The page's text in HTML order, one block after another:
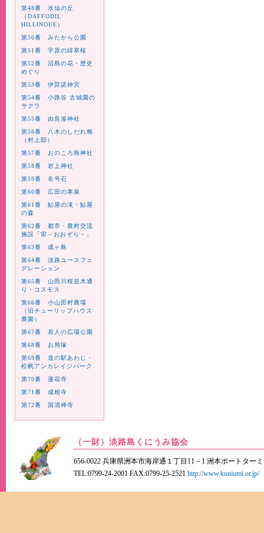
第48番 水仙の丘
（DAFFODIL
HILLINOUE）
第50番 みたから公園
第51番 宇原の緋寒桜
第52番 沼島の花・歴史
めぐり
第53番 伊弉諾神宮
第54番 小路谷 古城園の
サクラ
第55番 由良湊神社
第56番 八木のしだれ梅
（村上邸）
第57番 おのころ島神社
第58番 岩上神社
第59番 名号石
第60番 広田の寒泉
第61番 鮎屋の滝・鮎屋
の森
第62番 都市・農村交流
施設「宙－おおぞら－」
第63番 成ヶ島
第64番 淡路ユースフェ
デレーション
第65番 山田川桜並木通
り・コスモス
第66番 小山田村農場
（旧チューリップハウス
農園）
第67番 若人の広場公園
第68番 お局塚
第69番 道の駅あわじ・
松帆アンカレイジパーク
第70番 蓮花寺
第71番 成相寺
第72番 国清禅寺
（一財）淡路島くにうみ協会
656-0022 兵庫県洲本市海岸通１丁目11－1 洲本ポートター
TEL:0799-24-2001 FAX:0799-25-2521 http://www.kuniumi.or.jp/